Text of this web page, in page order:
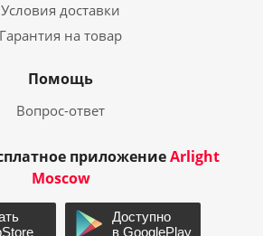
Условия доставки
Гарантия на товар
Помощь
Вопрос-ответ
приложениеArlight
Moscow